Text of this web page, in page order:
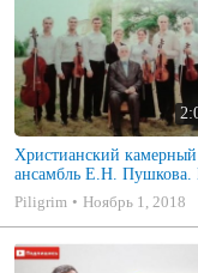
Христианский камерный
ансамбль Е.Н. Пушкова.
собрание
Piligrim Ноябрь 1, 2018